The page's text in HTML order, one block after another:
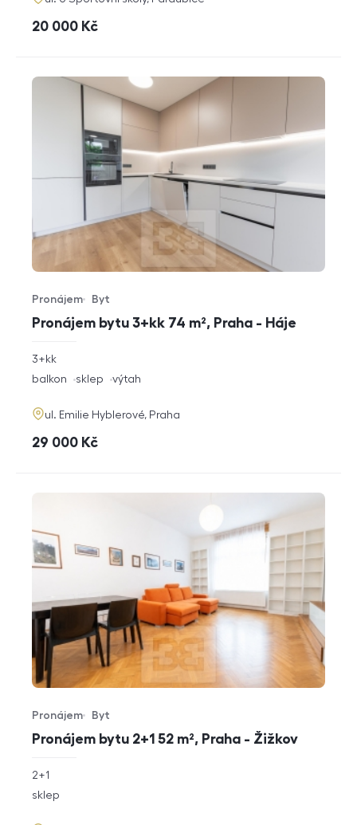
cena
20 000 Kč
Pronájem bytu 3+kk 74 m², Praha - Háje
Typ nabídky
Pronájem
Typ nemovitosti
Byt
rozměry
3+kk
funkce
balkon sklep výtah
adresa
ul. Emilie Hyblerové, Praha
cena
29 000 Kč
Pronájem bytu 2+1 52 m², Praha - Žižkov
Typ nabídky
Pronájem
Typ nemovitosti
Byt
rozměry
2+1
funkce
sklep